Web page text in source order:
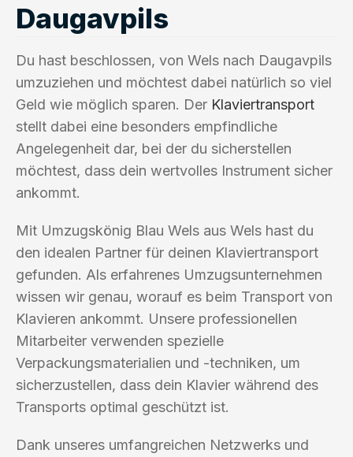
Daugavpils
Du hast beschlossen, von Wels nach Daugavpils
umzuziehen und möchtest dabei natürlich so viel
Geld wie möglich sparen. Der Klaviertransport
stellt dabei eine besonders empfindliche
Angelegenheit dar, bei der du sicherstellen
möchtest, dass dein wertvolles Instrument sicher
ankommt.
Mit Umzugskönig Blau Wels aus Wels hast du
den idealen Partner für deinen Klaviertransport
gefunden. Als erfahrenes Umzugsunternehmen
wissen wir genau, worauf es beim Transport von
Klavieren ankommt. Unsere professionellen
Mitarbeiter verwenden spezielle
Verpackungsmaterialien und -techniken, um
sicherzustellen, dass dein Klavier während des
Transports optimal geschützt ist.
Dank unseres umfangreichen Netzwerks und